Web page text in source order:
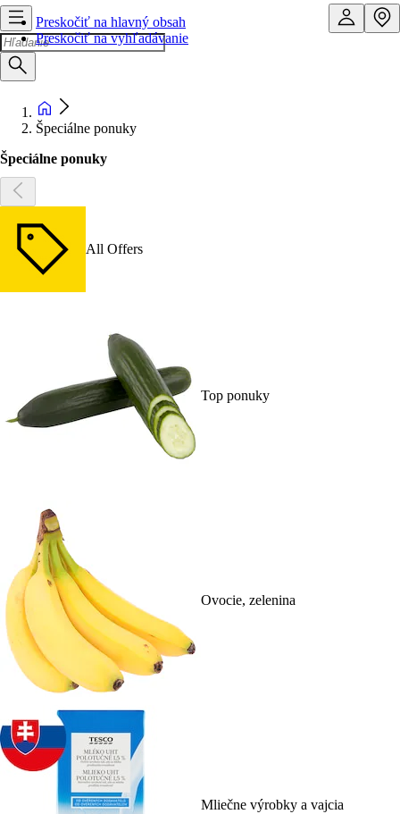
Preskočiť na hlavný obsah
Preskočiť na vyhľadávanie
Špeciálne ponuky
Špeciálne ponuky
All Offers
Top ponuky
Ovocie, zelenina
Mliečne výrobky a vajcia